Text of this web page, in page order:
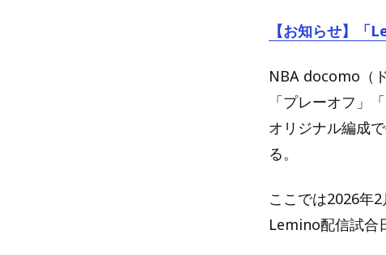
【お知らせ】「
NBA docomo（
「プレーオフ」
オリジナル編成
る。
ここでは2026年
Lemino配信試合